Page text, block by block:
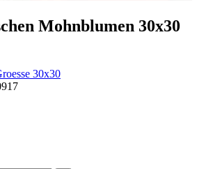
Mohnblumen 30x30
30x30